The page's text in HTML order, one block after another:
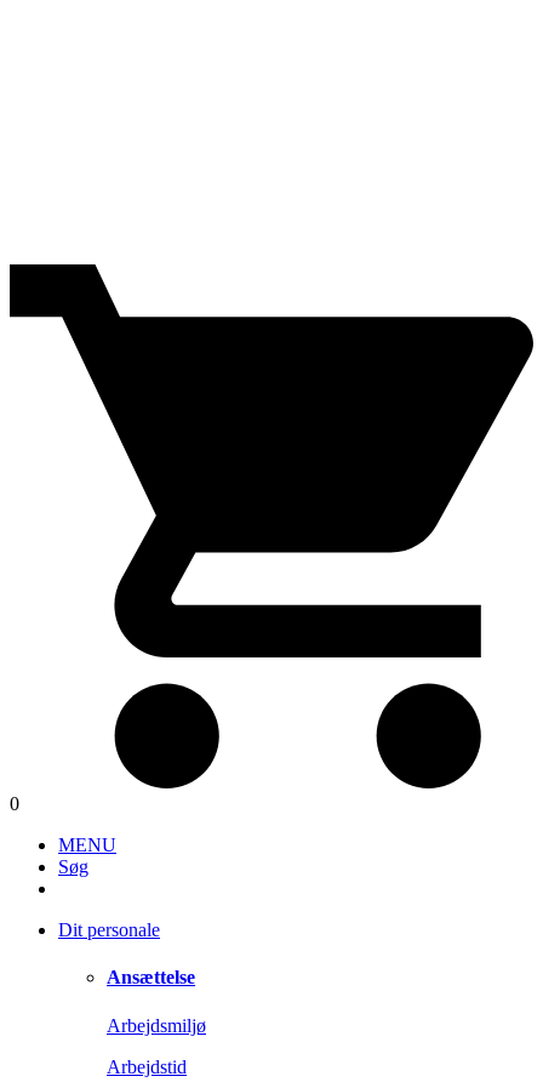
0
MENU
Søg
Dit personale
Ansættelse
Arbejdsmiljø
Arbejdstid